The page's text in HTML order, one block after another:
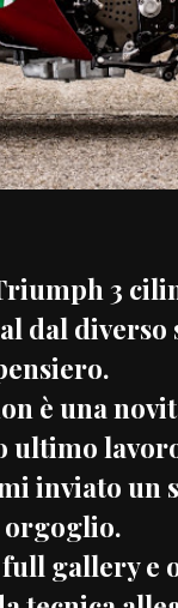
3
dal
è una
ultimo
inviato
orgoglio.
gallery e